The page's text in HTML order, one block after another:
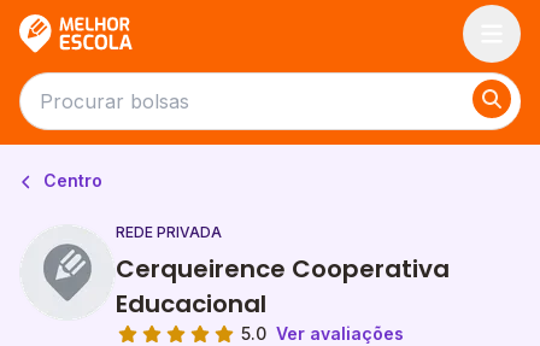
Centro
REDE PRIVADA
Cerqueirence Cooperativa
Educacional
5.0 Ver avaliações